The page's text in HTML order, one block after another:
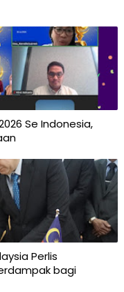
Se Indonesia,
Perlis
bagi